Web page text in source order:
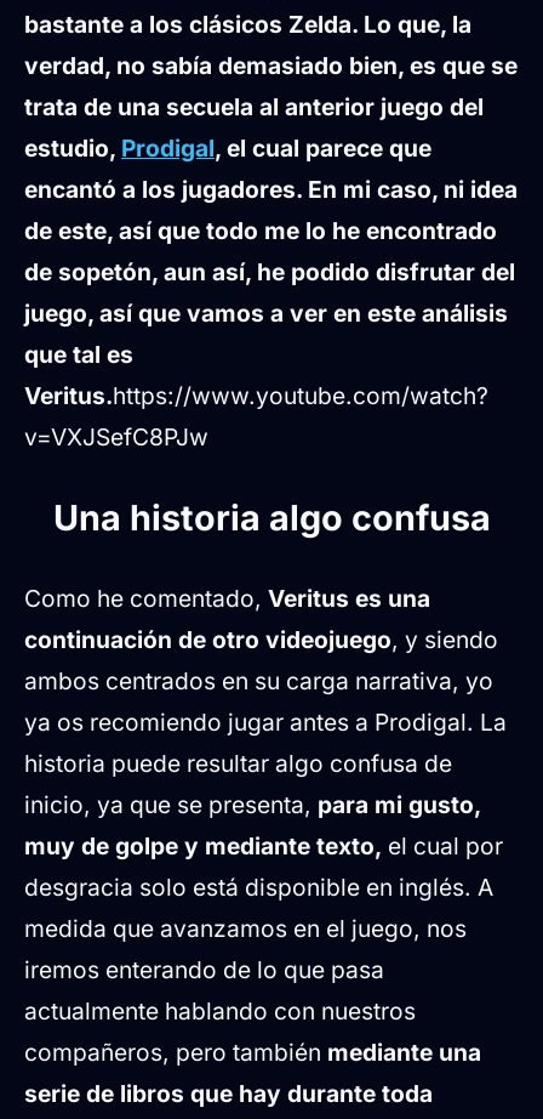
bastante a los clásicos Zelda. Lo que, la
verdad, no sabía demasiado bien, es que se
trata de una secuela al anterior juego del
estudio, Prodigal, el cual parece que
encantó a los jugadores. En mi caso, ni idea
de este, así que todo me lo he encontrado
de sopetón, aun así, he podido disfrutar del
juego, así que vamos a ver en este análisis
que tal es
Veritus.https://www.youtube.com/watch?
v=VXJSefC8PJw
Una historia algo confusa
Como he comentado, Veritus es una
continuación de otro videojuego, y siendo
ambos centrados en su carga narrativa, yo
ya os recomiendo jugar antes a Prodigal. La
historia puede resultar algo confusa de
inicio, ya que se presenta, para mi gusto,
muy de golpe y mediante texto, el cual por
desgracia solo está disponible en inglés. A
medida que avanzamos en el juego, nos
iremos enterando de lo que pasa
actualmente hablando con nuestros
compañeros, pero también mediante una
serie de libros que hay durante toda